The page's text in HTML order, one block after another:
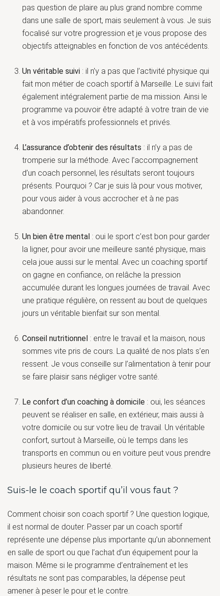
pas question de plaire au plus grand nombre comme
dans une salle de sport, mais seulement à vous. Je suis
focalisé sur votre progression et je vous propose des
objectifs atteignables en fonction de vos antécédents.
Un véritable suivi : il n’y a pas que l’activité physique qui
fait mon métier de coach sportif à Marseille. Le suivi fait
également intégralement partie de ma mission. Ainsi le
programme va pouvoir être adapté à votre train de vie
et à vos impératifs professionnels et privés.
L’assurance d’obtenir des résultats : il n’y a pas de
tromperie sur la méthode. Avec l’accompagnement
d’un coach personnel, les résultats seront toujours
présents. Pourquoi ? Car je suis là pour vous motiver,
pour vous aider à vous accrocher et à ne pas
abandonner.
Un bien être mental : oui le sport c’est bon pour garder
la ligner, pour avoir une meilleure santé physique, mais
cela joue aussi sur le mental. Avec un coaching sportif
on gagne en confiance, on relâche la pression
accumulée durant les longues journées de travail. Avec
une pratique régulière, on ressent au bout de quelques
jours un véritable bienfait sur son mental.
Conseil nutritionnel : entre le travail et la maison, nous
sommes vite pris de cours. La qualité de nos plats s’en
ressent. Je vous conseille sur l’alimentation à tenir pour
se faire plaisir sans négliger votre santé.
Le confort d’un coaching à domicile : oui, les séances
peuvent se réaliser en salle, en extérieur, mais aussi à
votre domicile ou sur votre lieu de travail. Un véritable
confort, surtout à Marseille, où le temps dans les
transports en commun ou en voiture peut vous prendre
plusieurs heures de liberté.
Suis-le le coach sportif qu’il vous faut ?
Comment choisir son coach sportif ? Une question logique,
il est normal de douter. Passer par un coach sportif
représente une dépense plus importante qu’un abonnement
en salle de sport ou que l’achat d’un équipement pour la
maison. Même si le programme d’entraînement et les
résultats ne sont pas comparables, la dépense peut
amener à peser le pour et le contre.